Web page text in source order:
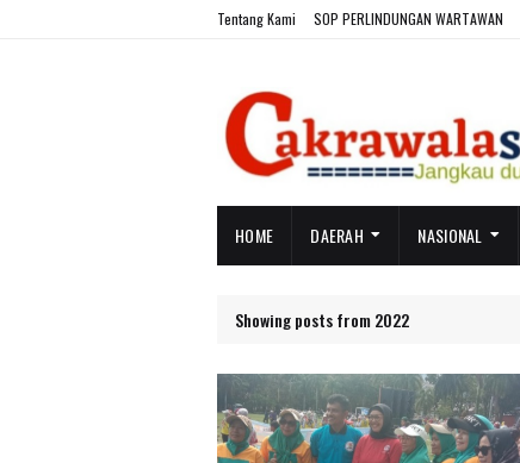
Tentang Kami SOP PERLINDUNGAN WARTAWAN
HOME DAERAH NASIONAL
Showing posts from 2022